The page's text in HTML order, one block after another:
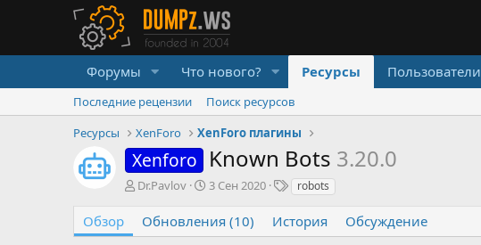
Форумы Что нового? Ресурсы Пользователи
Последние рецензии
Поиск ресурсов
Ресурсы
XenForo XenForo плагины
Xenforo Known Bots 3.20.0
А
о
Dr.Pavlov
Д
т
а
3 Сен 2020
Т
г
и
robots
Обзор Обновления (10) История Обсуждение